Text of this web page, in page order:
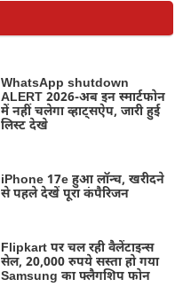
WhatsApp shutdown
ALERT 2026-अब इन स्मार्टफोन
में नहीं चलेगा व्हाट्सऐप, जारी हुई
लिस्ट देखे
iPhone 17e हुआ लॉन्च, खरीदने
से पहले देखें पूरा कंपैरिजन
Flipkart पर चल रही वैलेंटाइन्स
सेल, 20,000 रुपये सस्ता हो गया
Samsung का फ्लैगशिप फोन